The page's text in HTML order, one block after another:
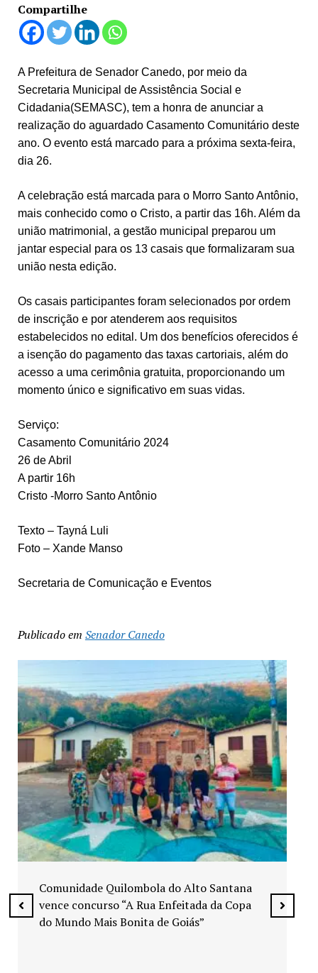
Compartilhe
A Prefeitura de Senador Canedo, por meio da
Secretaria Municipal de Assistência Social e
Cidadania(SEMASC), tem a honra de anunciar a
realização do aguardado Casamento Comunitário deste
ano. O evento está marcado para a próxima sexta-feira,
dia 26.
A celebração está marcada para o Morro Santo Antônio,
mais conhecido como o Cristo, a partir das 16h. Além da
união matrimonial, a gestão municipal preparou um
jantar especial para os 13 casais que formalizaram sua
união nesta edição.
Os casais participantes foram selecionados por ordem
de inscrição e por atenderem aos requisitos
estabelecidos no edital. Um dos benefícios oferecidos é
a isenção do pagamento das taxas cartoriais, além do
acesso a uma cerimônia gratuita, proporcionando um
momento único e significativo em suas vidas.
Serviço:
Casamento Comunitário 2024
26 de Abril
A partir 16h
Cristo -Morro Santo Antônio
Texto – Tayná Luli
Foto – Xande Manso
Secretaria de Comunicação e Eventos
Publicado em Senador Canedo
Exposição “Arte em Cores” leva pinturas a
espaços públicos de Senador Canedo